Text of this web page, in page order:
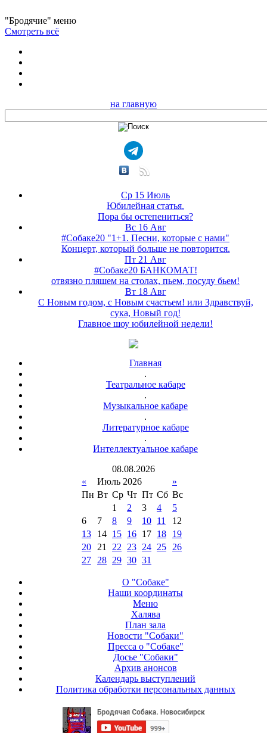
"Бродячие" меню
Смотреть всё
на главную
Ср 15 Июль
Юбилейная статья.
Пора бы остепениться?
Вс 16 Авг
#Собаке20 "1+1. Песни, которые с нами"
Концерт, который больше не повторится.
Пт 21 Авг
#Собаке20 БАНКОМАТ!
отвязно пляшем на столах, пьем, посуду бьем!
Вт 18 Авг
С Новым годом, с Новым счастьем! или Здравствуй,
сука, Новый год!
Главное шоу юбилейной недели!
Главная
.
Театральное кабаре
.
Музыкальное кабаре
.
Литературное кабаре
.
Интеллектуальное кабаре
08.08.2026
«
Июль 2026
»
Пн Вт Ср Чт Пт Сб Вс
1
2 3 4
5
6
7 8 9 10 11
12
13
14 15 16 17 18
19
20
21 22 23 24 25
26
27
28 29 30 31
О "Собаке"
Наши координаты
Меню
Халява
План зала
Новости "Собаки"
Пресса о "Собаке"
Досье "Собаки"
Архив анонсов
Календарь выступлений
Политика обработки персональных данных